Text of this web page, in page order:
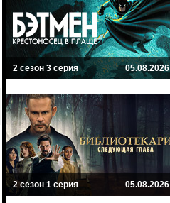
2 сезон 3 серия 05.08.2026
2 сезон 1 серия 05.08.2026